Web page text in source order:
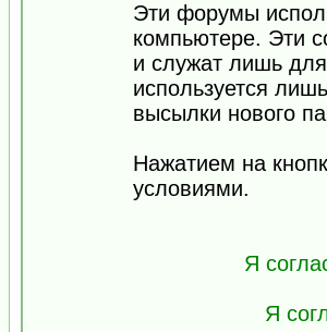
Эти форумы
компьютере. Эти
и служат лишь
используется
высылки нового
Нажатием на
условиями.
Я
Я